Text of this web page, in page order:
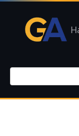
Перейти
контенту
Поиск: